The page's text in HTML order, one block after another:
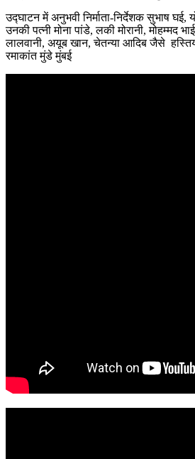
उद्घाटन में अनुभवी निर्माता-निर्देशक सुभाष
उनकी पत्नी मोना पांडे, लकी मोरानी, मोहम्मद
लालवानी, अयूब खान, चेतन्या आदिब जैसे
रमाकांत मुंडे मुंबई